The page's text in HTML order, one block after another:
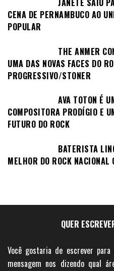
JANETE SAIU
CENA DE PERNAMBUCO AO
POPULAR
THE ANMER
UMA DAS NOVAS FACES DO
PROGRESSIVO/STONER
AVA TOTON É
COMPOSITORA PRODÍGIO E
FUTURO DO ROCK
BATERISTA
MELHOR DO ROCK NACIONAL
QUER
Você gostaria de escrever
mensagem nos dizendo qual